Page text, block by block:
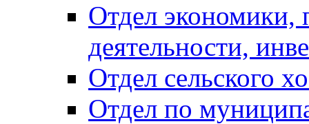
Отдел экономики,
деятельности,
Отдел сельского
Отдел по